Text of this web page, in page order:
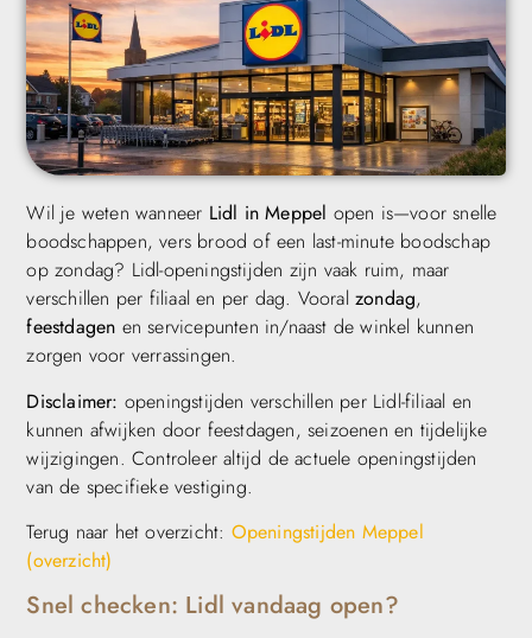
Wil je weten wanneer Lidl in Meppel open is—voor snelle
boodschappen, vers brood of een last-minute boodschap
op zondag? Lidl-openingstijden zijn vaak ruim, maar
verschillen per filiaal en per dag. Vooral zondag,
feestdagen en servicepunten in/naast de winkel kunnen
zorgen voor verrassingen.
Disclaimer: openingstijden verschillen per Lidl-filiaal en
kunnen afwijken door feestdagen, seizoenen en tijdelijke
wijzigingen. Controleer altijd de actuele openingstijden
van de specifieke vestiging.
Terug naar het overzicht: Openingstijden Meppel
(overzicht)
Snel checken: Lidl vandaag open?